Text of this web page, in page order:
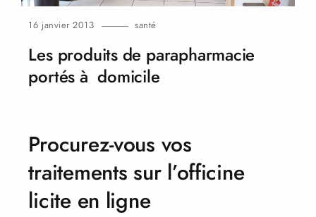
16 janvier 2013 santé
Les produits de parapharmacie
portés à domicile
Procurez-vous vos
traitements sur l’officine
licite en ligne